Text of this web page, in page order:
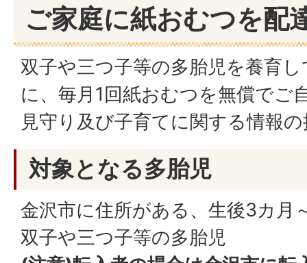
ご家庭に紙おむつを配
双子や三つ子等の多胎児を養育
に、毎月1回紙おむつを無償でご
見守り及び子育てに関する情報
対象となる多胎児
金沢市に住所がある、生後3カ月
双子や三つ子等の多胎児